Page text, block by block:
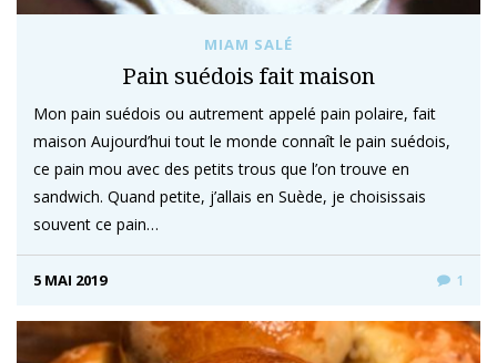
MIAM SALÉ
Pain suédois fait maison
Mon pain suédois ou autrement appelé pain polaire, fait
maison Aujourd’hui tout le monde connaît le pain suédois,
ce pain mou avec des petits trous que l’on trouve en
sandwich. Quand petite, j’allais en Suède, je choisissais
souvent ce pain…
5 MAI 2019 1